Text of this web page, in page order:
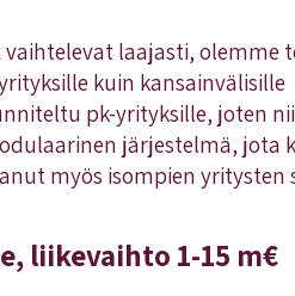
laajasti, olemme
kuin kansainvälisille
pk-yrityksille, joten
järjestelmä, jota
myös isompien yritysten
liikevaihto 1-15 m€